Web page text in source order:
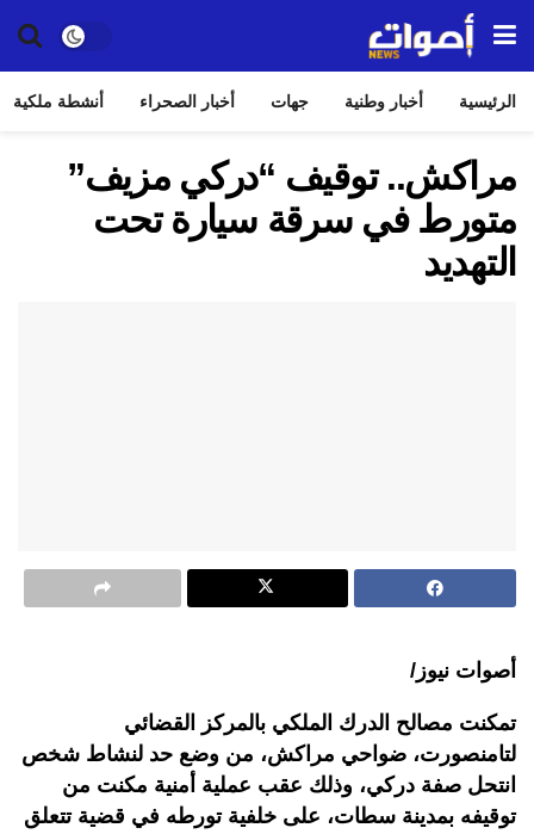
الرئيسية أخبار وطنية جهات أخبار الصحراء أنشطة ملكية
مراكش.. توقيف “دركي مزيف”
متورط في سرقة سيارة تحت
التهديد
أصوات نيوز/
تمكنت مصالح الدرك الملكي بالمركز القضائي
لتامنصورت، ضواحي مراكش، من وضع حد لنشاط شخص
انتحل صفة دركي، وذلك عقب عملية أمنية مكنت من
توقيفه بمدينة سطات، على خلفية تورطه في قضية تتعلق